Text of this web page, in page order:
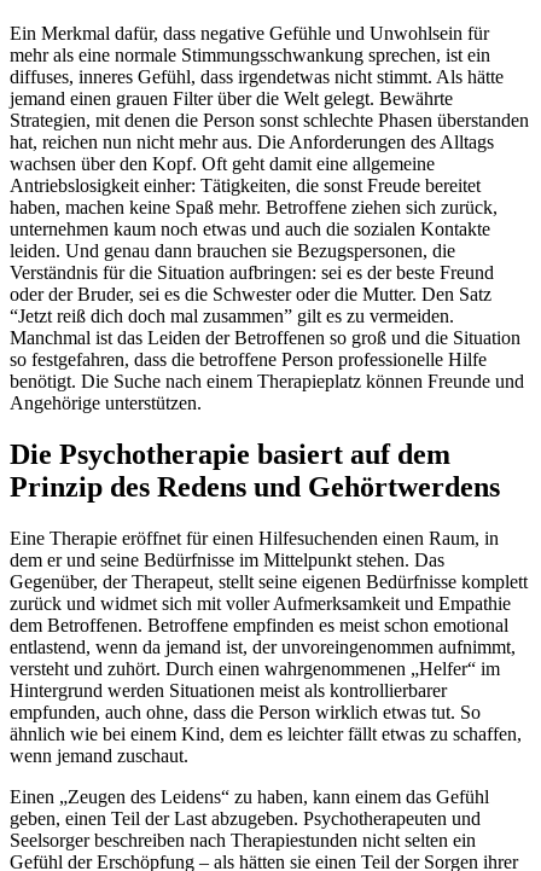
Ein Merkmal dafür, dass negative Gefühle und Unwohlsein für
mehr als eine normale Stimmungsschwankung sprechen, ist ein
diffuses, inneres Gefühl, dass irgendetwas nicht stimmt. Als hätte
jemand einen grauen Filter über die Welt gelegt. Bewährte
Strategien, mit denen die Person sonst schlechte Phasen überstanden
hat, reichen nun nicht mehr aus. Die Anforderungen des Alltags
wachsen über den Kopf. Oft geht damit eine allgemeine
Antriebslosigkeit einher: Tätigkeiten, die sonst Freude bereitet
haben, machen keine Spaß mehr. Betroffene ziehen sich zurück,
unternehmen kaum noch etwas und auch die sozialen Kontakte
leiden. Und genau dann brauchen sie Bezugspersonen, die
Verständnis für die Situation aufbringen: sei es der beste Freund
oder der Bruder, sei es die Schwester oder die Mutter. Den Satz
“Jetzt reiß dich doch mal zusammen” gilt es zu vermeiden.
Manchmal ist das Leiden der Betroffenen so groß und die Situation
so festgefahren, dass die betroffene Person professionelle Hilfe
benötigt. Die Suche nach einem Therapieplatz können Freunde und
Angehörige unterstützen.
Die Psychotherapie basiert auf dem
Prinzip des Redens und Gehörtwerdens
Eine Therapie eröffnet für einen Hilfesuchenden einen Raum, in
dem er und seine Bedürfnisse im Mittelpunkt stehen. Das
Gegenüber, der Therapeut, stellt seine eigenen Bedürfnisse komplett
zurück und widmet sich mit voller Aufmerksamkeit und Empathie
dem Betroffenen. Betroffene empfinden es meist schon emotional
entlastend, wenn da jemand ist, der unvoreingenommen aufnimmt,
versteht und zuhört. Durch einen wahrgenommenen „Helfer“ im
Hintergrund werden Situationen meist als kontrollierbarer
empfunden, auch ohne, dass die Person wirklich etwas tut. So
ähnlich wie bei einem Kind, dem es leichter fällt etwas zu schaffen,
wenn jemand zuschaut.
Einen „Zeugen des Leidens“ zu haben, kann einem das Gefühl
geben, einen Teil der Last abzugeben. Psychotherapeuten und
Seelsorger beschreiben nach Therapiestunden nicht selten ein
Gefühl der Erschöpfung – als hätten sie einen Teil der Sorgen ihrer